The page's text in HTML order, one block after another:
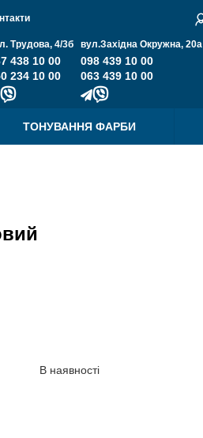
Трудова, 4/3б
438 10 00
234 10 00
вул.Західна Окружна, 20a
098 439 10 00
063 439 10 00
ТОНУВАННЯ ФАРБИ
В наявності